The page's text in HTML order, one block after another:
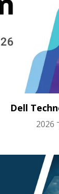
Dell